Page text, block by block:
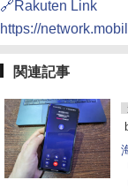
🔗Rakuten Link
https://
関連記事